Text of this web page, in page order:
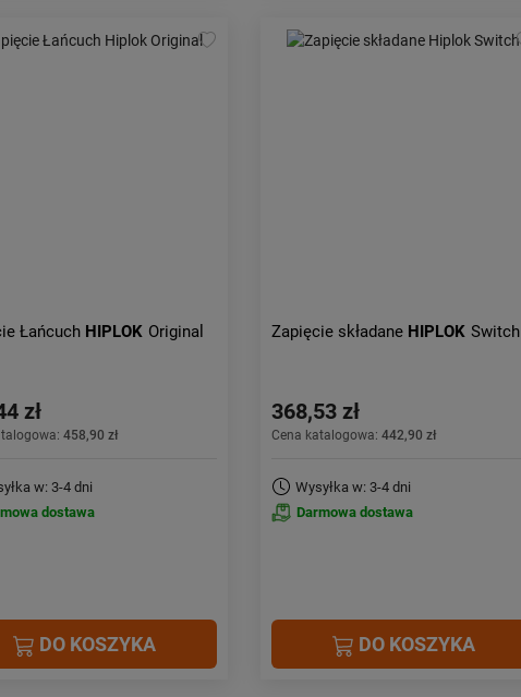
Łańcuch HIPLOK Original
zł
458,90 zł
w: 3-4 dni
dostawa
DO KOSZYKA
Zapięcie składane HIPLOK Switch
368,53 zł
Cena katalogowa: 442,90 zł
Wysyłka w: 3-4 dni
Darmowa dostawa
DO KOSZYKA